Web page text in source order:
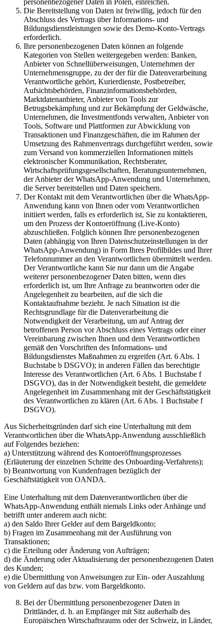
personenbezogener Daten in Polen, einreichen.
Die Bereitstellung von Daten ist freiwillig, jedoch für den
Abschluss des Vertrags über Informations- und
Bildungsdienstleistungen sowie des Demo-Konto-Vertrags
erforderlich.
Ihre personenbezogenen Daten können an folgende
Kategorien von Stellen weitergegeben werden: Banken,
Anbieter von Schnellüberweisungen, Unternehmen der
Unternehmensgruppe, zu der der für die Datenverarbeitung
Verantwortliche gehört, Kurierdienste, Postbetreiber,
Aufsichtsbehörden, Finanzinformationsbehörden,
Marktdatenanbieter, Anbieter von Tools zur
Betrugsbekämpfung und zur Bekämpfung der Geldwäsche,
Unternehmen, die Investmentfonds verwalten, Anbieter von
Tools, Software und Plattformen zur Abwicklung von
Transaktionen und Finanzgeschäften, die im Rahmen der
Umsetzung des Rahmenvertrags durchgeführt werden, sowie
zum Versand von kommerziellen Informationen mittels
elektronischer Kommunikation, Rechtsberater,
Wirtschaftsprüfungsgesellschaften, Beratungsunternehmen,
der Anbieter der WhatsApp-Anwendung und Unternehmen,
die Server bereitstellen und Daten speichern.
Der Kontakt mit dem Verantwortlichen über die WhatsApp-
Anwendung kann von Ihnen oder vom Verantwortlichen
initiiert werden, falls es erforderlich ist, Sie zu kontaktieren,
um den Prozess der Kontoeröffnung (Live-Konto)
abzuschließen. Folglich können Ihre personenbezogenen
Daten (abhängig von Ihren Datenschutzeinstellungen in der
WhatsApp-Anwendung) in Form Ihres Profilbildes und Ihrer
Telefonnummer an den Verantwortlichen übermittelt werden.
Der Verantwortliche kann Sie nur dann um die Angabe
weiterer personenbezogener Daten bitten, wenn dies
erforderlich ist, um Ihre Anfrage zu beantworten oder die
Angelegenheit zu bearbeiten, auf die sich die
Kontaktaufnahme bezieht. Je nach Situation ist die
Rechtsgrundlage für die Datenverarbeitung die
Notwendigkeit der Verarbeitung, um auf Antrag der
betroffenen Person vor Abschluss eines Vertrags oder einer
Vereinbarung zwischen Ihnen und dem Verantwortlichen
gemäß den Vorschriften des Informations- und
Bildungsdienstes Maßnahmen zu ergreifen (Art. 6 Abs. 1
Buchstabe b DSGVO); in anderen Fällen das berechtigte
Interesse des Verantwortlichen (Art. 6 Abs. 1 Buchstabe f
DSGVO), das in der Notwendigkeit besteht, die gemeldete
Angelegenheit im Zusammenhang mit der Geschäftstätigkeit
des Verantwortlichen zu klären (Art. 6 Abs. 1 Buchstabe f
DSGVO).
Aus Sicherheitsgründen darf sich eine Unterhaltung mit dem
Verantwortlichen über die WhatsApp-Anwendung ausschließlich
auf Folgendes beziehen:
a) Unterstützung während des Kontoeröffnungsprozesses
(Erläuterung der einzelnen Schritte des Onboarding-Verfahrens);
b) Beantwortung von Kundenfragen bezüglich der
Geschäftstätigkeit von OANDA.
Eine Unterhaltung mit dem Datenverantwortlichen über die
WhatsApp-Anwendung enthält niemals Links oder Anhänge und
betrifft unter anderem auch nicht:
a) den Saldo Ihrer Gelder auf dem Bargeldkonto;
b) Fragen im Zusammenhang mit der Ausführung von
Transaktionen;
c) die Erteilung oder Änderung von Aufträgen;
d) die Änderung oder Aktualisierung der personenbezogenen Daten
des Kunden;
e) die Übermittlung von Anweisungen zur Ein- oder Auszahlung
von Geldern auf das bzw. vom Bargeldkonto.
Bei der Übermittlung personenbezogener Daten in
Drittländer, d. h. an Empfänger mit Sitz außerhalb des
Europäischen Wirtschaftsraums oder der Schweiz, in Länder,